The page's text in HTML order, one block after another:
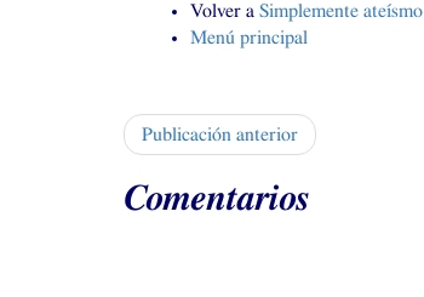
Volver a Simplemente ateísmo
Menú principal
Publicación anterior
Comentarios